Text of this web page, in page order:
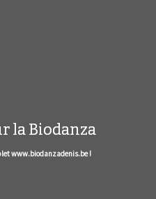
la Biodanza
www.biodanzadenis.be !